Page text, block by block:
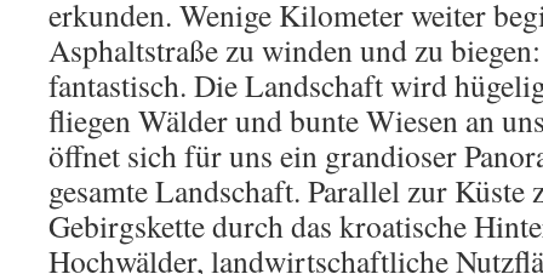
erkunden. Wenige Kilometer weiter
Asphaltstraße zu winden und zu
fantastisch. Die Landschaft wird
fliegen Wälder und bunte Wiesen an
öffnet sich für uns ein grandioser
gesamte Landschaft. Parallel zur Küste
Gebirgskette durch das kroatische
Hochwälder, landwirtschaftliche